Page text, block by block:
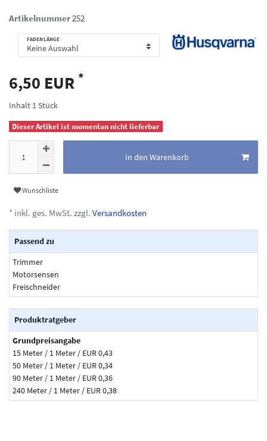
Artikelnummer252
FADENLÄNGE
6,50 EUR *
Inhalt 1Stück
Dieser Artikel ist momentan nicht lieferbar
In den Warenkorb
Wunschliste
* inkl. ges. MwSt. zzgl. Versandkosten
Passend zu
Trimmer
Motorsensen
Freischneider
Produktratgeber
Grundpreisangabe
15 Meter / 1 Meter / EUR 0,43
50 Meter / 1 Meter / EUR 0,34
90 Meter / 1 Meter / EUR 0,36
240 Meter / 1 Meter / EUR 0,38